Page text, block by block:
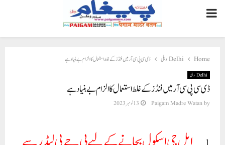
PRIMARY
MENU
Home Delhi دہلی ڈی سی پی سی آر میں فنڈز کے غلط استعمال کا الزام بے بنیاد ہے
Delhi دہلی
ڈی سی پی سی آر میں فنڈز کے غلط استعمال کا الزام بے بنیاد ہے
by
Paigam Madre Watan 13 نومبر 2023